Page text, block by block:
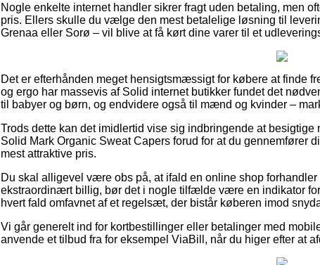
Nogle enkelte internet handler sikrer fragt uden betaling, men
pris. Ellers skulle du vælge den mest betalelige løsning til
Grenaa eller Sorø – vil blive at få kørt dine varer til et
Det er efterhånden meget hensigtsmæssigt for købere at finde
og ergo har massevis af Solid internet butikker fundet det
til babyer og børn, og endvidere også til mænd og kvinder –
Trods dette kan det imidlertid vise sig indbringende at
Solid Mark Organic Sweat Capers forud for at du gennemfører
mest attraktive pris.
Du skal alligevel være obs på, at ifald en online shop
ekstraordinært billig, bør det i nogle tilfælde være en indikator
hvert fald omfavnet af et regelsæt, der bistår køberen imod
Vi går generelt ind for kortbestillinger eller betalinger med
anvende et tilbud fra for eksempel ViaBill, når du higer efter at